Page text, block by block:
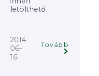
letölthető.
2014-
06-
16
Tovább